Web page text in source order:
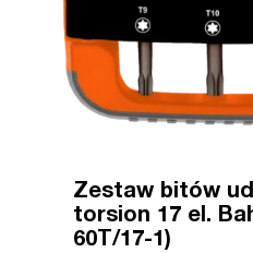
Zestaw bitów
torsion 17 el.
60T/17-1)